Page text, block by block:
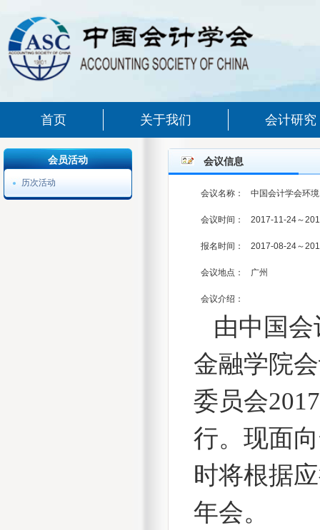
首页 关于我们 会计研究
会员活动
历次活动
会议信息
会议名称： 中国会计学会环
会议时间： 2017-11-24～
报名时间： 2017-08-24～
会议地点： 广州
会议介绍：
由中国
金融学院
委员会2017
行。现面
时将根据
年会。